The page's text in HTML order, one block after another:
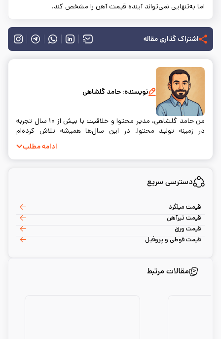
اما به‌تنهایی نمی‌تواند آینده قیمت آهن را مشخص کند.
اشتراک گذاری مقاله
نویسنده: حامد گلشاهی
من حامد گلشاهی، مدیر محتوا و خلاقیت با بیش از ۱۰ سال تجربه
در زمینه تولید محتوا. در این سال‌ها همیشه تلاش کرده‌ام
واقعاً به سوالات و نیازهای او پاسخ دهد. خلق محتوا برای من فقط
یک شغل نیست؛ بلکه راهی‌ست برای ارتباط واقعی با آدم‌ها.
ادامه مطلب
دسترسی سریع
قیمت میلگرد
قیمت تیرآهن
قیمت ورق
قیمت قوطی و پروفیل
مقالات مرتبط